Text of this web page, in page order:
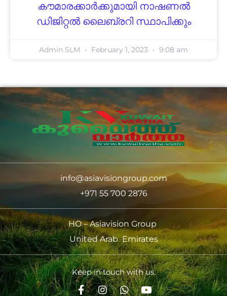
കൗമാരക്കാർക്കുമായി നാഷണൽ
ഡിജിറ്റൽ ലൈബ്രറി സ്ഥാപിക്കും
Admin SLM February 1, 2023 9:08 am
info@asiavisiongroup.com
+971 55 700 2876
HO – Asiavision Group
United Arab Emirates
Keep in touch with us.